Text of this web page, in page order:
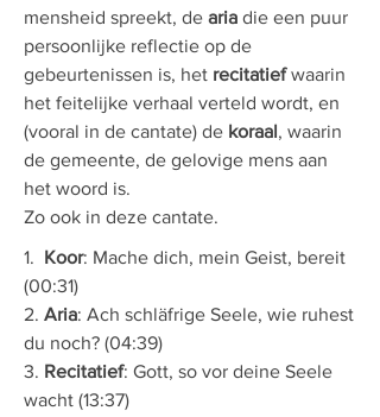
mensheid spreekt, de aria die een puur
persoonlijke reflectie op de
gebeurtenissen is, het recitatiefwaarin
het feitelijke verhaal verteld wordt, en
(vooral in de cantate) de koraal, waarin
de gemeente, de gelovige mens aan
het woord is.
Zo ook in deze cantate.
1. Koor: Mache dich, mein Geist, bereit
(00:31)
2. Aria: Ach schläfrige Seele, wie ruhest
du noch? (04:39)
3. Recitatief: Gott, so vor deine Seele
wacht (13:37)